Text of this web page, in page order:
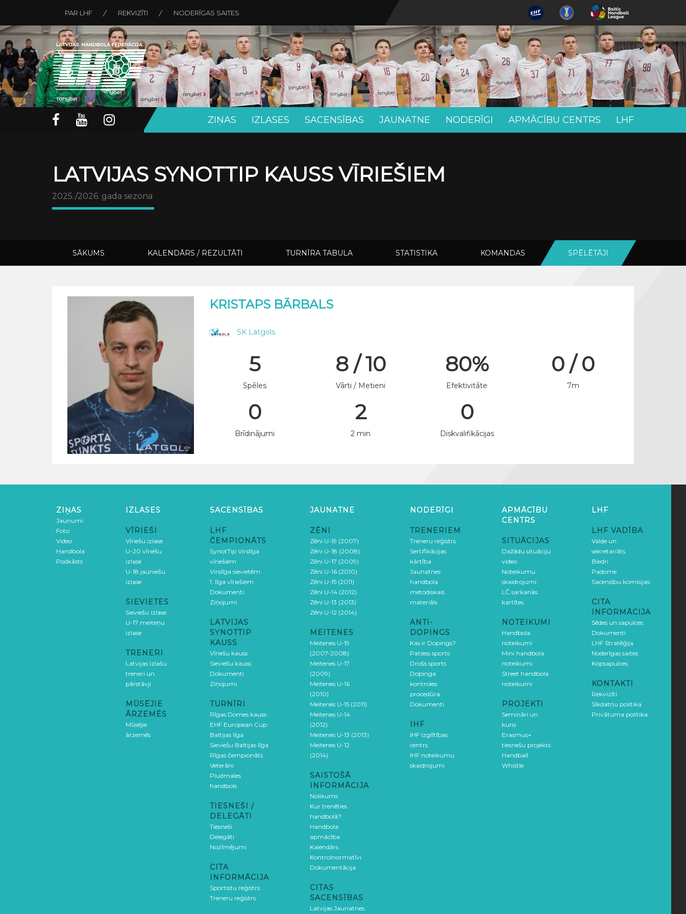
PAR LHF REKVIZĪTI NODERĪGAS SAITES
ZIŅAS IZLASES SACENSĪBAS JAUNATNE NODERĪGI APMĀCĪBU CENTRS LHF
LATVIJAS SYNOTTIP KAUSS VĪRIEŠIEM
2025./2026. gada sezona
SĀKUMS KALENDĀRS / REZULTĀTI TURNĪRA TABULA STATISTIKA KOMANDAS SPĒLĒTĀJI
KRISTAPS BĀRBALS
SK Latgols
5
Spēles
8 / 10
Vārti / Metieni
80%
Efektivitāte
0 / 0
7m
0
Brīdinājumi
2
2 min
0
Diskvalifikācijas
ZIŅAS
Jaunumi
Foto
Video
Handbola
Podkāsts
IZLASES
VĪRIEŠI
Vīriešu izlase
U-20 vīriešu
izlase
U-18 jauniešu
izlase
SIEVIETES
Sieviešu izlase
U-17 meiteņu
izlase
TRENERI
Latvijas izlašu
treneri un
pārstāvji
MŪSĒJIE
ĀRZEMĒS
Mūsējie
ārzemēs
SACENSĪBAS
LHF
ČEMPIONĀTS
SynotTip Virslīga
vīriešiem
Virslīga sievietēm
1. līga vīriešiem
Dokumenti
Ziņojumi
LATVIJAS
SYNOTTIP
KAUSS
Vīriešu kauss
Sieviešu kauss
Dokumenti
Ziņojumi
TURNĪRI
Rīgas Domes kauss
EHF European Cup
Baltijas līga
Sieviešu Baltijas līga
Rīgas čempionāts
Veterāni
Pludmales
handbols
TIESNEŠI /
DELEGĀTI
Tiesneši
Delegāti
Nozīmējumi
CITA
INFORMĀCIJA
Sportistu reģistrs
Treneru reģistrs
JAUNATNE
ZĒNI
Zēni U-19 (2007)
Zēni U-18 (2008)
Zēni U-17 (2009)
Zēni U-16 (2010)
Zēni U-15 (2011)
Zēni U-14 (2012)
Zēni U-13 (2013)
Zēni U-12 (2014)
MEITENES
Meitenes U-19
(2007-2008)
Meitenes U-17
(2009)
Meitenes U-16
(2010)
Meitenes U-15 (2011)
Meitenes U-14
(2012)
Meitenes U-13 (2013)
Meitenes U-12
(2014)
SAISTOŠĀ
INFORMĀCIJA
Nolikums
Kur trenēties
handbolā?
Handbola
apmācība
Kalendārs
Kontrolnormatīvi
Dokumentācija
CITAS
SACENSĪBAS
Latvijas Jaunatnes
NODERĪGI
TRENERIEM
Treneru reģistrs
Sertifikācijas
kārtība
Jaunatnes
handbola
metodiskais
materiāls
ANTI-
DOPINGS
Kas ir Dopings?
Patiess sports
Drošs sports
Dopinga
kontroles
procedūra
Dokumenti
IHF
IHF Izglītības
centrs
IHF noteikumu
skaidrojumi
APMĀCĪBU
CENTRS
SITUĀCIJAS
Dažādu situāciju
video
Noteikumu
skaidrojumi
LČ sarkanās
kartītes
NOTEIKUMI
Handbola
noteikumi
Mini handbola
noteikumi
Street handbola
noteikumi
PROJEKTI
Semināri un
kursi
Erasmus+
tiesnešu projekts
Handball
Whistle
LHF
LHF VADĪBA
Valde un
sekretariāts
Biedri
Padome
Sacensību komisijas
CITA
INFORMĀCIJA
Sēdes un sapulces
Dokumenti
LHF Stratēģija
Noderīgas saites
Kopsapulces
KONTAKTI
Rekvizīti
Sīkdatņu politika
Privātuma politika